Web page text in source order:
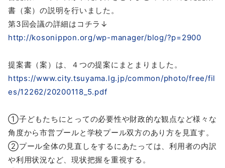
書（案）の説明を行いました。
第3回会議の詳細はコチラ↓
http://kosonippon.org/wp-manager/blog/?p=2900
提案書（案）は、４つの提案にまとまりました。
https://www.city.tsuyama.lg.jp/common/photo/free/fil
es/12262/20200118_5.pdf
①子どもたちにとっての必要性や財政的な観点など様々な
角度から市営プールと学校プール双方のあり方を見直す。
②プール全体の見直しをするにあたっては、利用者の内訳
や利用状況など、現状把握を重視する。